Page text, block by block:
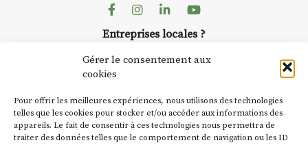
Gérer le consentement aux
cookies
Pour offrir les meilleures expériences, nous utilisons des technologies
telles que les cookies pour stocker et/ou accéder aux informations des
appareils. Le fait de consentir à ces technologies nous permettra de
traiter des données telles que le comportement de navigation ou les ID
dans le village. Des artistes et
caves, les granges d’Auzon. Le
Fumoir est l’un de ces espaces
d’autres activités culturelles de
la Petite Cité de Caractère. Par
exemple, l’installationCochon
FacebookInstagram
LinkedinYoutube
Entreprises locales ?
Suivez toute l'actu de Strada